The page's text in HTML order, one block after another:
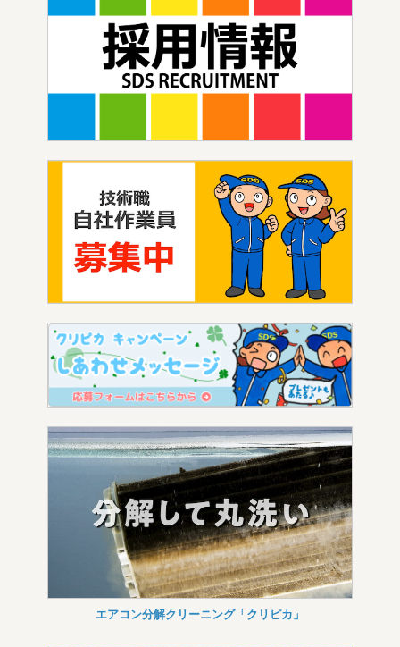
エアコン分解クリーニング「クリピカ」